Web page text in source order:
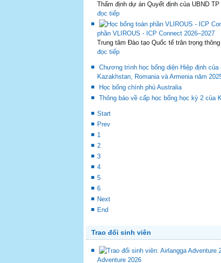
Thẩm định dự án Quyết định của UBND
đọc tiếp
phần VLIROUS - ICP Connect 2026–2027
Trung tâm Đào tạo Quốc tế trân trọng
đọc tiếp
Chương trình học bổng diện Hiệp định
Kazakhstan, Romania và Armenia năm
Học bổng chính phủ Australia
Thông báo về cấp học bổng học kỳ 2 của
Start
Prev
1
2
3
4
5
6
Next
End
Trao đổi sinh viên
Adventure 2026